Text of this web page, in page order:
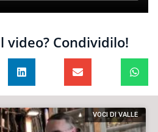
video? Condividilo!
VOCI DI VALLE